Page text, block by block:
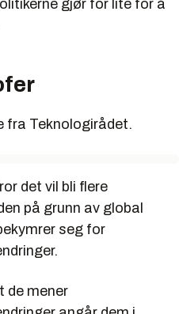
gjør for lite for å
fra Teknologirådet.
det vil bli flere
på grunn av global
seg for
de mener